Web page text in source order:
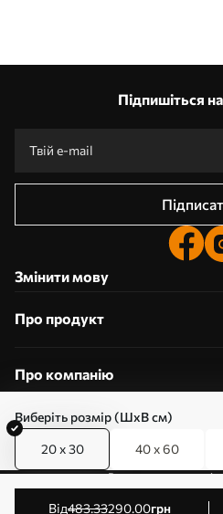
Виберіть розмір (ШхВ см)
20 x 30 40 x 60
від483.33290.00грн
Підпишіться
Змінити мову
Про продукт
Про компанію
Редагування
© 2011-2026 Art-holst. Усі